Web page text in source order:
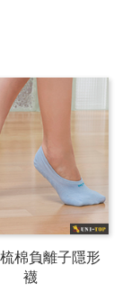
棉負離子隱形
襪